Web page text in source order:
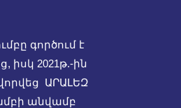
գործում է
իսկ 2021թ.-ին
ԱՐԱԼԵԶ
անվամբ